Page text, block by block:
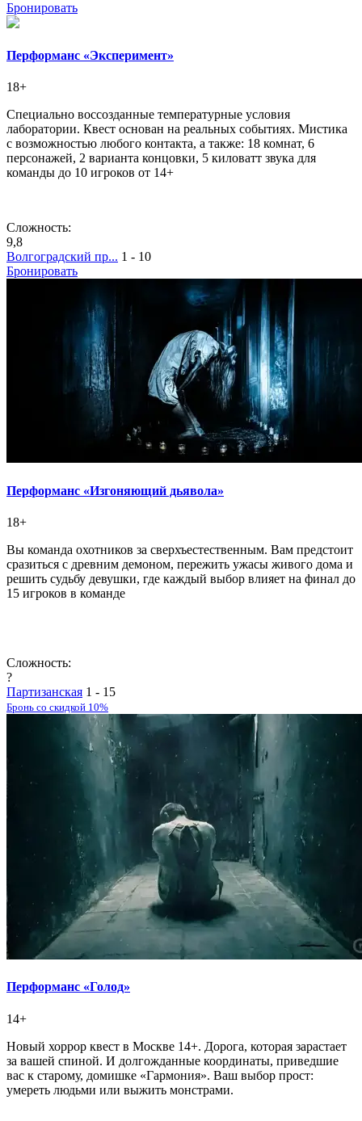
Бронировать
Перформанс «Эксперимент»
18+
Специально воссозданные температурные условия
лаборатории. Квест основан на реальных событиях. Мистика
с возможностью любого контакта, а также: 18 комнат, 6
персонажей, 2 варианта концовки, 5 киловатт звука для
команды до 10 игроков от 14+
Сложность:
9,8
Волгоградский пр... 1 - 10
Бронировать
Перформанс «Изгоняющий дьявола»
18+
Вы команда охотников за сверхъестественным. Вам предстоит
сразиться с древним демоном, пережить ужасы живого дома и
решить судьбу девушки, где каждый выбор влияет на финал до
15 игроков в команде
Сложность:
?
Партизанская 1 - 15
Бронь со скидкой 10%
Перформанс «Голод»
14+
Новый хоррор квест в Москве 14+. Дорога, которая зарастает
за вашей спиной. И долгожданные координаты, приведшие
вас к старому, домишке «Гармония». Ваш выбор прост:
умереть людьми или выжить монстрами.